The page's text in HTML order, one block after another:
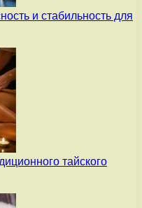
и стабильность для
тайского